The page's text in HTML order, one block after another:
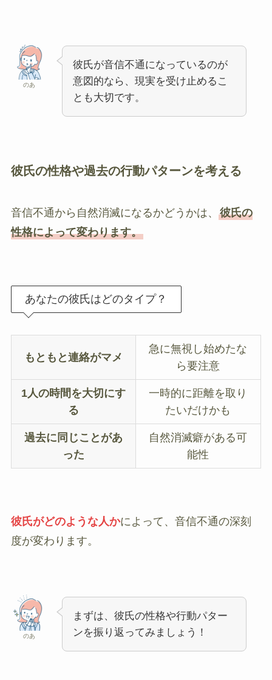
のあ
彼氏が音信不通になっているのが
意図的なら、現実を受け止めるこ
とも大切です。
彼氏の性格や過去の行動パターンを考える
音信不通から自然消滅になるかどうかは、 彼氏の
性格によって変わります。
あなたの彼氏はどのタイプ？
もともと連絡がマメ
急に無視し始めたな
ら要注意
1人の時間を大切にす
る
一時的に距離を取り
たいだけかも
過去に同じことがあ
った
自然消滅癖がある可
能性
彼氏がどのような人かによって、音信不通の深刻
度が変わります。
のあ
まずは、彼氏の性格や行動パター
ンを振り返ってみましょう！